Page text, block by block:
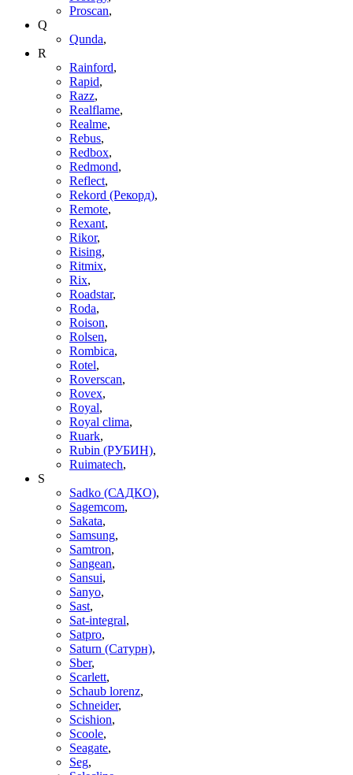
Proscan,
Q
Qunda,
R
Rainford,
Rapid,
Razz,
Realflame,
Realme,
Rebus,
Redbox,
Redmond,
Reflect,
Rekord (Рекорд),
Remote,
Rexant,
Rikor,
Rising,
Ritmix,
Rix,
Roadstar,
Roda,
Roison,
Rolsen,
Rombica,
Rotel,
Roverscan,
Rovex,
Royal,
Royal clima,
Ruark,
Rubin (РУБИН),
Ruimatech,
S
Sadko (САДКО),
Sagemcom,
Sakata,
Samsung,
Samtron,
Sangean,
Sansui,
Sanyo,
Sast,
Sat-integral,
Satpro,
Saturn (Сатурн),
Sber,
Scarlett,
Schaub lorenz,
Schneider,
Scishion,
Scoole,
Seagate,
Seg,